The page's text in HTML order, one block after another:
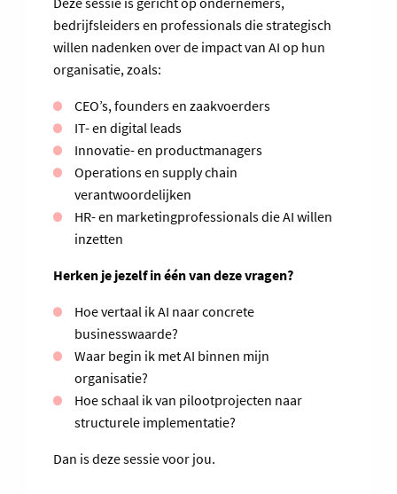
bedrijfsleiders en professionals die strategisch
willen nadenken over de impact van AI op hun
organisatie, zoals:
CEO’s, founders en zaakvoerders
IT- en digital leads
Innovatie- en productmanagers
Operations en supply chain
verantwoordelijken
HR- en marketingprofessionals die AI willen
inzetten
Herken je jezelf in één van deze vragen?
Hoe vertaal ik AI naar concrete
businesswaarde?
Waar begin ik met AI binnen mijn
organisatie?
Hoe schaal ik van pilootprojecten naar
structurele implementatie?
Dan is deze sessie voor jou.